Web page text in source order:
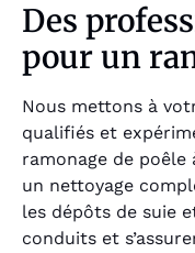
Des
pour un
Nous mettons à
qualifiés et
ramonage de
un nettoyage
les dépôts de suie
conduits et